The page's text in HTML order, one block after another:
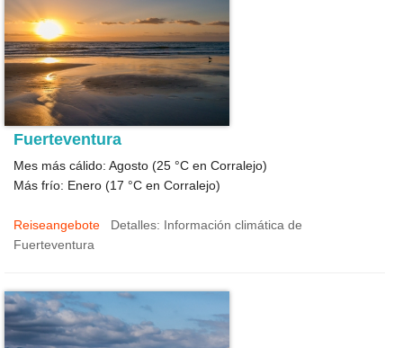
Fuerteventura
Mes más cálido: Agosto (25 °C en Corralejo)
Más frío: Enero (17 °C en Corralejo)
Reiseangebote
Detalles: Información climática de
Fuerteventura